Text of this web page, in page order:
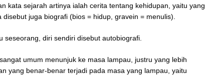
kata sejarah artinya ialah cerita tentang kehidupan, yaitu yang
juga biografi (bios = hidup, gravein = menulis).
seseorang, diri sendiri disebut autobiografi.
umum menunjuk ke masa lampau, justru yang lebih
yang benar-benar terjadi pada masa yang lampau, yaitu